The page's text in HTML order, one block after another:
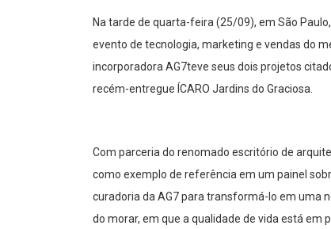
Na tarde de quarta-feira (25/09), em São
evento de tecnologia, marketing e vendas do
incorporadora AG7teve seus dois projetos
recém-entregue ÍCARO Jardins do Graciosa.
Com parceria do renomado escritório de
como exemplo de referência em um painel
curadoria da AG7 para transformá-lo em uma
do morar, em que a qualidade de vida está em